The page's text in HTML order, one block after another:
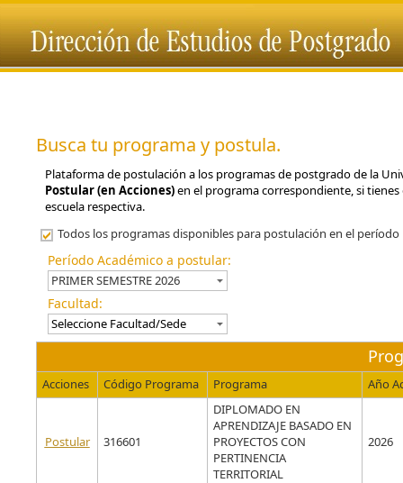
Busca tu programa y postula.
Plataforma de postulación a los programas de postgrado de la
Postular (en Acciones)en el programa correspondiente, si
escuela respectiva.
Todos los programas disponibles para postulación en el período
Período Académico a postular:
Facultad:
Acciones Código Programa Programa Año
Postular 316601
DIPLOMADO EN
APRENDIZAJE BASADO EN
PROYECTOS CON
PERTINENCIA
TERRITORIAL
2026